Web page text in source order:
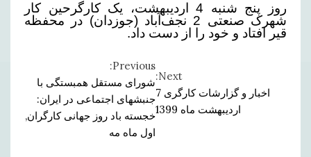
روز پنج شنبه 4 اردیبهشت، یک کارگرحین کار
شهرک صنعتی 2 نجف‌آباد (جوزدان) در محفظه
قیر افتاد و خود را از دست داد.
Reading
Previous:
شورای مستقل همبستگی با
جنبشهای اجتماعی در ایران:
خجسته باد روز جهانی کارگران,
اول ماه مه
Next:
اخبار و گزارشات کارگری 7
اردیبهشت ماه 1399